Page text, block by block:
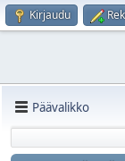
Kirjaudu
Päävalikko